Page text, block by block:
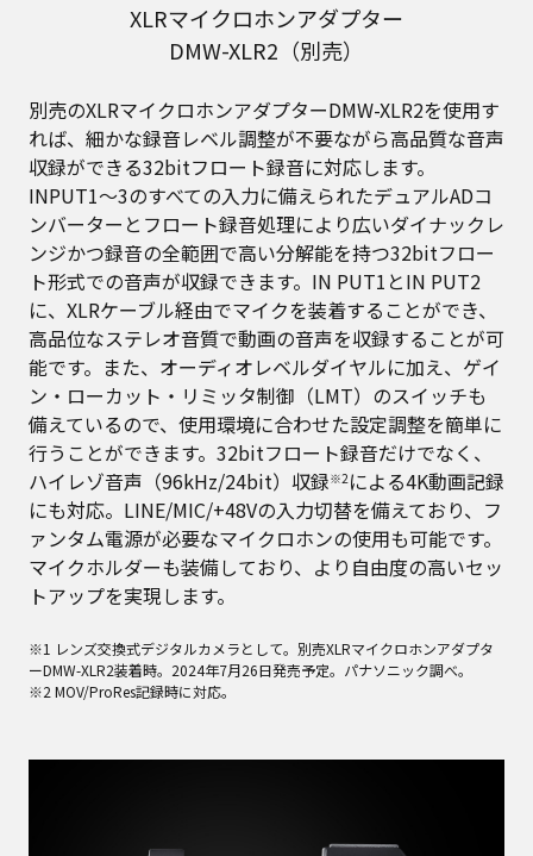
XLRマイクロホンアダプター
DMW-XLR2（別売）
別売のXLRマイクロホンアダプターDMW-XLR2を使用す
れば、細かな録音レベル調整が不要ながら高品質な音声
収録ができる32bitフロート録音に対応します。
INPUT1～3のすべての入力に備えられたデュアルADコ
ンバーターとフロート録音処理により広いダイナックレ
ンジかつ録音の全範囲で高い分解能を持つ32bitフロー
ト形式での音声が収録できます。IN PUT1とIN PUT2
に、XLRケーブル経由でマイクを装着することができ、
高品位なステレオ音質で動画の音声を収録することが可
能です。また、オーディオレベルダイヤルに加え、ゲイ
ン・ローカット・リミッタ制御（LMT）のスイッチも
備えているので、使用環境に合わせた設定調整を簡単に
行うことができます。32bitフロート録音だけでなく、
ハイレゾ音声（96kHz/24bit）収録※2 による4K動画記録
にも対応。LINE/MIC/+48Vの入力切替を備えており、フ
ァンタム電源が必要なマイクロホンの使用も可能です。
マイクホルダーも装備しており、より自由度の高いセッ
トアップを実現します。
※1 レンズ交換式デジタルカメラとして。別売XLRマイクロホンアダプタ
ーDMW-XLR2装着時。2024年7月26日発売予定。パナソニック調べ。
※2 MOV/ProRes記録時に対応。